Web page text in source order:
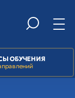
ОБУЧЕНИЯ